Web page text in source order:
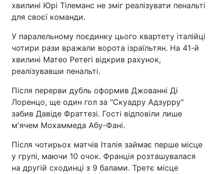
хвилині Юрі Тілеманс не зміг реалізувати пенальті
для своєї команди.
У паралельному поєдинку цього квартету італійці
чотири рази вражали ворота ізраїльтян. На 41-й
хвилині Матео Ретегі відкрив рахунок,
реалізувавши пенальті.
Після перерви дубль оформив Джованні Ді
Лоренцо, ще один гол за "Скуадру Адзурру"
забив Давіде Фраттезі. Гості відповіли лише
м'ячем Мохаммеда Абу-Фані.
Після чотирьох матчів Італія займає перше місце
у групі, маючи 10 очок. Франція розташувалася
на другій сходинці з 9 балами. Третє місце